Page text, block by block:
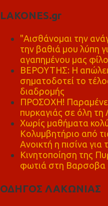
LAKONES.gr
"Αισθάνομαι την
την βαθιά μου λύπη
αγαπημένου μας
ΒΕΡΟΥΤΗΣ: Η
σηματοδοτεί το
διαδρομής
ΠΡΟΣΟΧΗ!
πυρκαγιάς σε όλη τη
Χωρίς μαθήματα
Κολυμβητήριο από
Ανοικτή η πισίνα για
Κινητοποίηση της
φωτιά στη Βαρσοβα
ΟΔΗΓΟΣ ΛΑΚΩΝΙΑΣ